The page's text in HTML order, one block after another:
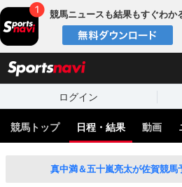
競馬ニュースも結果もすぐわか
ログイン
競馬トップ 日程・結果 動画
真中満＆五十嵐亮太が佐賀競馬